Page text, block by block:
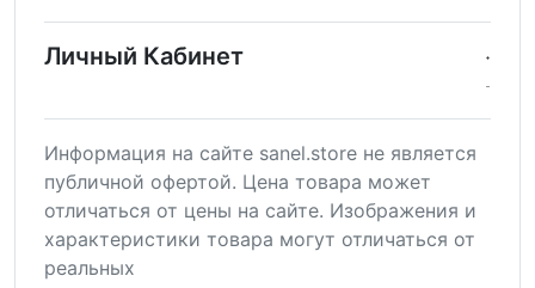
Личный Кабинет
Информация на сайте sanel.store не является
публичной офертой. Цена товара может
отличаться от цены на сайте. Изображения и
характеристики товара могут отличаться от
реальных